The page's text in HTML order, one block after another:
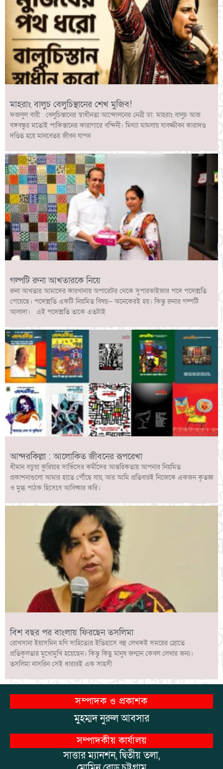
মাহরাং বালুচ বেলুচিস্থানের শেখ মুজিব!
ফজলুল বারী বেলুচিস্তানের স্বাধীনতা আন্দোলনের নেত্রী ডা: মাহরাং বালুচ আজ
বঙ্গবন্ধুর মতোই পাকিস্তানের কারাগারে বন্দিনী। মিথ্যা মামলায় যাবজ্জীবন কারাদণ্ড
দণ্ডিত হয়ে মানবেতর জীবন যাপন
গল্পটি রুনা আখতারকে নিয়ে
রুনা আখতার আমাদের কারখানায় অপারেটর থেকে সুপারভাইজার পদে পদোন্নতি
পেয়েছে। পদোন্নতি একটি নিয়মিত বিষয়— অনেকেরই হয়। কিন্তু রুনার গল্পটি
আলাদা। এই পদোন্নতি তাকে এতটাই
আন্দরকিল্লা : আলোকিত জীবনের রূপরেখা
ধীমান বড়ুয়া কুরিয়ার সার্ভিসের কর্মীদের আন্তরিকতায় আপনার নিয়মিত
প্রকাশনাগুলো আমার হাতে পৌঁছে যায়, আর আমি প্রতিবারই নিজেকে একজন কৃতজ্ঞ
ও মুগ্ধ পাঠক হিসেবে আবিষ্কার করি।
বিশ বছর পর বাংলায় ফিরছেন তসলিমা
রোখসানা ইয়াসমিন মণি সাহিত্যের ইতিহাসে বহু লেখকই সময়ের স্রোতে
প্রতিকূলতার মুখোমুখি হয়েছেন। কিন্তু কিছু মানুষ জন্মান কেবল লেখার জন্য।
তসলিমা নাসরিন সেই ধারারই এক সাহসী
সম্পাদক ও প্রকাশক
মুহম্মদ নুরুল আবসার
সম্পাদকীয় কার্যালয়
সাত্তার ম্যানশন, দ্বিতীয় তলা,